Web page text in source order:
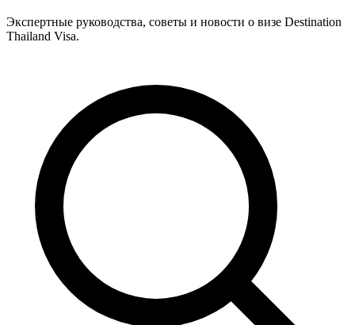
Экспертные руководства, советы и новости о визе Destination
Thailand Visa.